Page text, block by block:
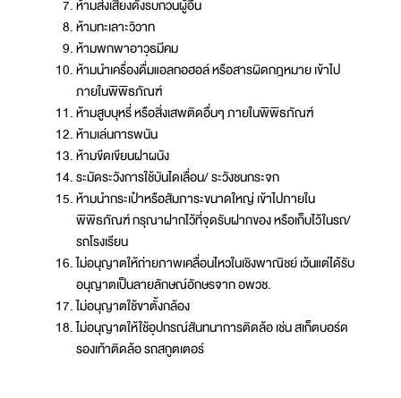
ห้ามส่งเสียงดังรบกวนผู้อื่น
ห้ามทะเลาะวิวาท
ห้ามพกพาอาวุธมีคม
ห้ามนำเครื่องดื่มแอลกอฮอล์ หรือสารผิดกฎหมาย เข้าไป
ภายในพิพิธภัณฑ์
ห้ามสูบบุหรี่ หรือสิ่งเสพติดอื่นๆ ภายในพิพิธภัณฑ์
ห้ามเล่นการพนัน
ห้ามขีดเขียนฝาผนัง
ระมัดระวังการใช้บันไดเลื่อน/ ระวังชนกระจก
ห้ามนำกระเป๋าหรือสัมภาระขนาดใหญ่ เข้าไปภายใน
พิพิธภัณฑ์ กรุณาฝากไว้ที่จุดรับฝากของ หรือเก็บไว้ในรถ/
รถโรงเรียน
ไม่อนุญาตให้ถ่ายภาพเคลื่อนไหวในเชิงพาณิชย์ เว้นแต่ได้รับ
อนุญาตเป็นลายลักษณ์อักษรจาก อพวช.
ไม่อนุญาตใช้ขาตั้งกล้อง
ไม่อนุญาตให้ใช้อุปกรณ์สันทนาการติดล้อ เช่น สเก็ตบอร์ด
รองเท้าติดล้อ รถสกูตเตอร์